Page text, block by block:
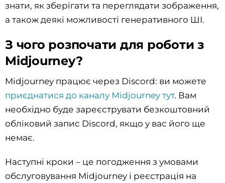
знати, як зберігати та переглядати зображення,
а також деякі можливості генеративного ШІ.
З чого розпочати для роботи з
Midjourney?
Midjourney працює через Discord: ви можете
приєднатися до каналу Midjourney тут. Вам
необхідно буде зареєструвати безкоштовний
обліковий запис Discord, якщо у вас його ще
немає.
Наступні кроки – це погодження з умовами
обслуговування Midjourney і реєстрація на